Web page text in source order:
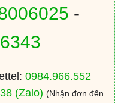
-
0984.966.552
(Zalo) (Nhận đơn đến